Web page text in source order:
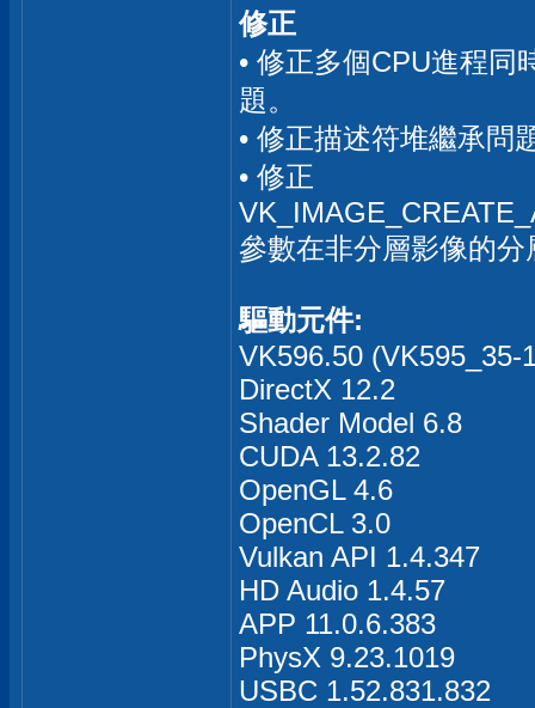
修正
• 修正多個CPU進程同
題。
• 修正描述符堆繼承問
• 修正
參數在非分層影像的
驅動元件:
VK596.50 (VK595_35-
DirectX 12.2
Shader Model 6.8
CUDA 13.2.82
OpenGL 4.6
OpenCL 3.0
Vulkan API 1.4.347
HD Audio 1.4.57
APP 11.0.6.383
PhysX 9.23.1019
USBC 1.52.831.832